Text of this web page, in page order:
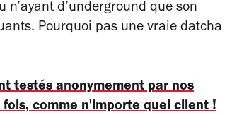
d’underground que son
Pourquoi pas une vraie datcha
testés anonymement par nos
comme n'importe quel client !